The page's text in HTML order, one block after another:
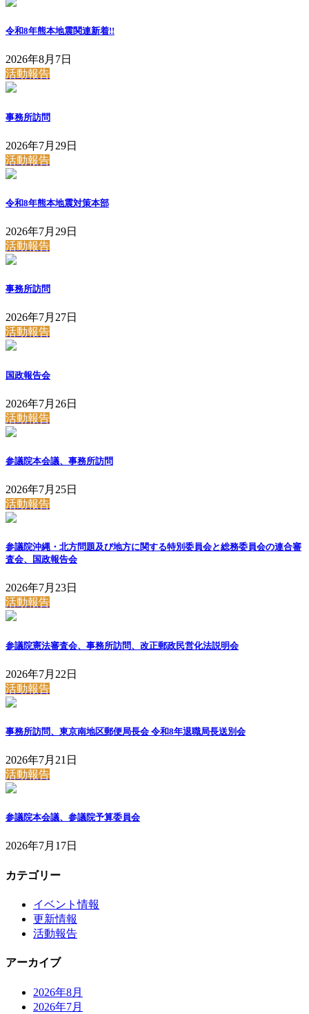
令和8年熊本地震関連新着!!
2026年8月7日
活動報告
事務所訪問
2026年7月29日
活動報告
令和8年熊本地震対策本部
2026年7月29日
活動報告
事務所訪問
2026年7月27日
活動報告
国政報告会
2026年7月26日
活動報告
参議院本会議、事務所訪問
2026年7月25日
活動報告
参議院沖縄・北方問題及び地方に関する特別委員会と総務委員会の連合審
査会、国政報告会
2026年7月23日
活動報告
参議院憲法審査会、事務所訪問、改正郵政民営化法説明会
2026年7月22日
活動報告
事務所訪問、東京南地区郵便局長会 令和8年退職局長送別会
2026年7月21日
活動報告
参議院本会議、参議院予算委員会
2026年7月17日
カテゴリー
イベント情報
更新情報
活動報告
アーカイブ
2026年8月
2026年7月